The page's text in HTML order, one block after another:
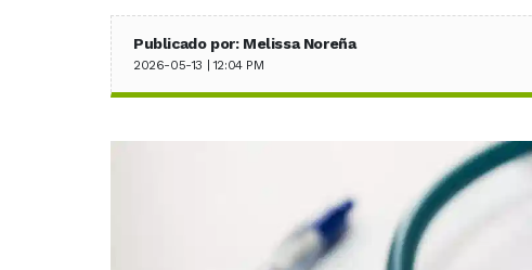
Publicado por: Melissa Noreña
2026-05-13 | 12:04 PM